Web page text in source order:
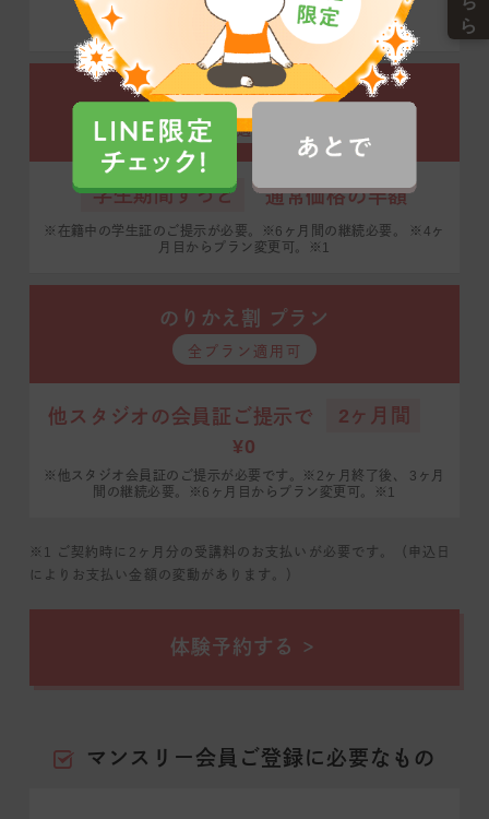
※初月終了後、2ヶ月間の継続必要。
※4ヶ月目からプラン変更可。※1
学割プラン
全プラン適用可 ※2
学生期間ずっと 通常価格の半額
※在籍中の学生証のご提示が必要。※6ヶ月間の継続必要。
※4ヶ
月目からプラン変更可。※1
のりかえ割 プラン
全プラン適用可
他スタジオの会員証ご提示で
2ヶ月間
¥0
※他スタジオ会員証のご提示が必要です。※2ヶ月終了後、
3ヶ月
間の継続必要。※6ヶ月目からプラン変更可。※1
※1 ご契約時に2ヶ月分の受講料のお支払いが必要です。（申込日
によりお支払い金額の変動があります。）
体験予約する
マンスリー会員ご登録に必要なもの